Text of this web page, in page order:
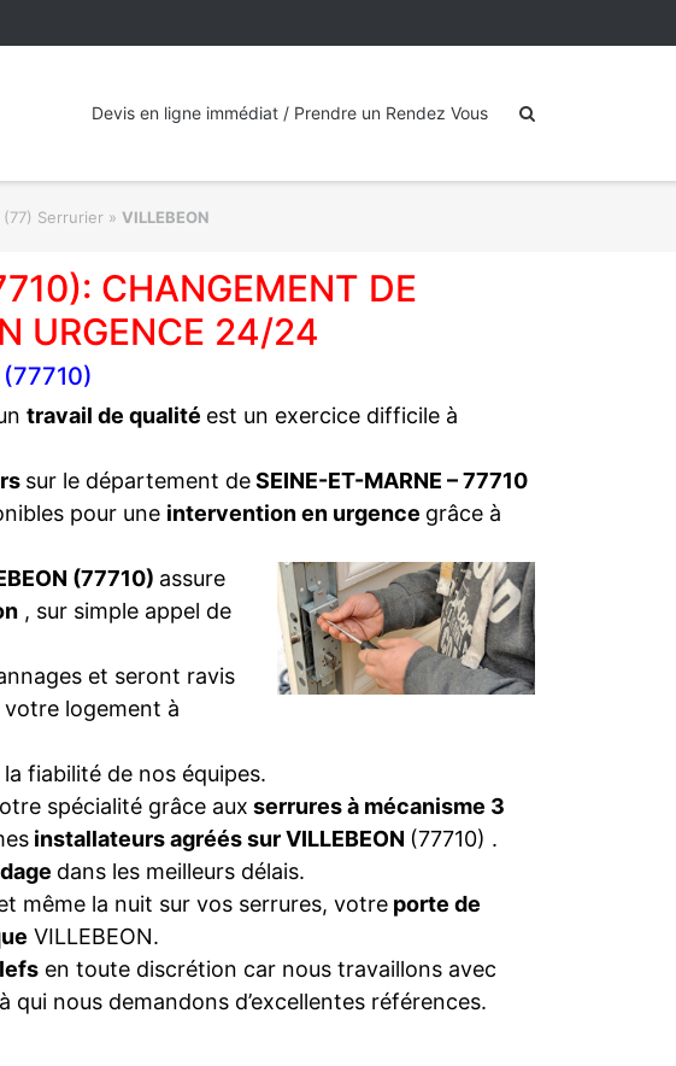
Devis en ligne immédiat / Prendre un Rendez Vous
Serrurier » VILLEBEON
CHANGEMENT DE
URGENCE 24/24
(77710)
travail de qualité est un exercice difficile à
sur le département deSEINE-ET-MARNE – 77710
pour une intervention en urgence grâce à
(77710) assure
, sur simple appel de
et seront ravis
votre logement à
fiabilité de nos équipes.
spécialité grâce aux serrures à mécanisme 3
installateurs agréés sur VILLEBEON (77710) .
dans les meilleurs délais.
même la nuit sur vos serrures, votre porte de
VILLEBEON.
en toute discrétion car nous travaillons avec
à qui nous demandons d’excellentes références.